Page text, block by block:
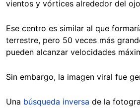
vientos y vórtices alrededor del
Ese centro es similar al que
terrestre, pero 50 veces más
pueden alcanzar velocidades
Sin embargo, la imagen viral fue
Una búsqueda inversa de la